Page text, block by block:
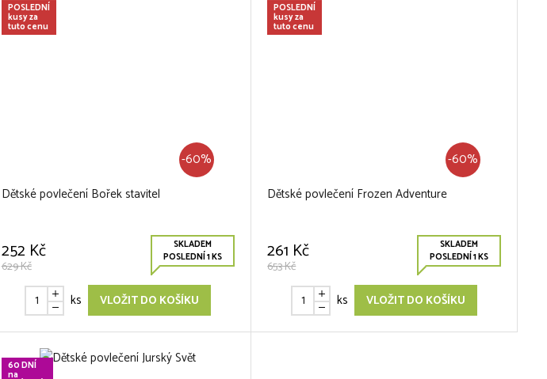
POSLEDNÍ
kusy za
tuto cenu
-60%
Dětské povlečení Bořek stavitel
252 Kč
629 Kč
SKLADEM
POSLEDNÍ 1 KS
ks VLOŽIT DO KOŠÍKU
POSLEDNÍ
kusy za
tuto cenu
-60%
Dětské povlečení Frozen Adventure
261 Kč
653 Kč
SKLADEM
POSLEDNÍ 1 KS
ks VLOŽIT DO KOŠÍKU
60 DNÍ
na